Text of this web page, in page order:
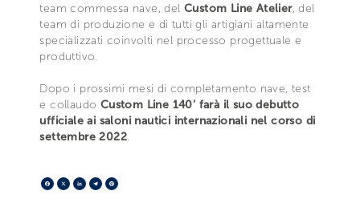
team commessa nave, del Custom Line Atelier, del
team di produzione e di tutti gli artigiani altamente
specializzati coinvolti nel processo progettuale e
produttivo.
Dopo i prossimi mesi di completamento nave, test
e collaudo Custom Line 140’ farà il suo debutto
ufficiale ai saloni nautici internazionali nel corso di
settembre 2022.
Facebook
X LinkedIn
Telegram